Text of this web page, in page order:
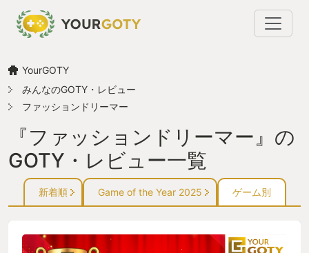
YourGOTY
みんなのGOTY・レビュー
ファッションドリーマー
『ファッションドリーマー』の
GOTY・レビュー一覧
新着順 Game of the Year 2025 ゲーム別